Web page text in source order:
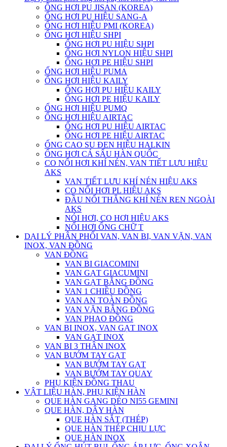
ỐNG HƠI PU JISAN (KOREA)
ỐNG HƠI PU HIỆU SANG-A
ỐNG HƠI HIỆU PMI (KOREA)
ỐNG HƠI HIỆU SHPI
ỐNG HƠI PU HIỆU SHPI
ỐNG HƠI NYLON HIỆU SHPI
ỐNG HƠI PE HIỆU SHPI
ỐNG HƠI HIỆU PUMA
ỐNG HƠI HIỆU KAILY
ỐNG HƠI PU HIỆU KAILY
ỐNG HƠI PE HIỆU KAILY
ỐNG HƠI HIỆU PUMQ
ỐNG HƠI HIỆU AIRTAC
ỐNG HƠI PU HIỆU AIRTAC
ỐNG HƠI PE HIỆU AIRTAC
ỐNG CAO SU ĐEN HIỆU HALKIN
ỐNG HƠI CÁ SẤU HÀN QUỐC
CO NỐI HƠI KHÍ NÉN, VAN TIẾT LƯU HIỆU
AKS
VAN TIẾT LƯU KHÍ NÉN HIỆU AKS
CO NỐI HƠI PL HIỆU AKS
ĐẦU NỐI THẲNG KHÍ NÉN REN NGOÀI
AKS
NÓI HƠI, CO HƠI HIỆU AKS
NỐI HƠI ỐNG CHỮ T
DẠI LÝ PHÂN PHỐI VAN, VAN BI, VAN VẶN, VAN
INOX, VAN ĐỒNG
VAN ĐỒNG
VAN BI GIACOMINI
VAN GẠT GIACUMINI
VAN GẠT BẰNG ĐỒNG
VAN 1 CHIỀU ĐỒNG
VAN AN TOÀN ĐỒNG
VAN VẶN BẰNG ĐỒNG
VAN PHAO ĐỒNG
VAN BI INOX, VAN GẠT INOX
VAN GẠT INOX
VAN BI 3 THÂN INOX
VAN BƯỚM TAY GẠT
VAN BƯỚM TAY GẠT
VAN BƯỚM TAY QUAY
PHỤ KIỆN ĐỒNG THAU
VẬT LIỆU HÀN, PHỤ KIỆN HÀN
QUE HÀN GANG DẺO NI55 GEMINI
QUE HÀN, DÂY HÀN
QUE HÀN SẮT (THÉP)
QUE HÀN THÉP CHỊU LỰC
QUE HÀN INOX